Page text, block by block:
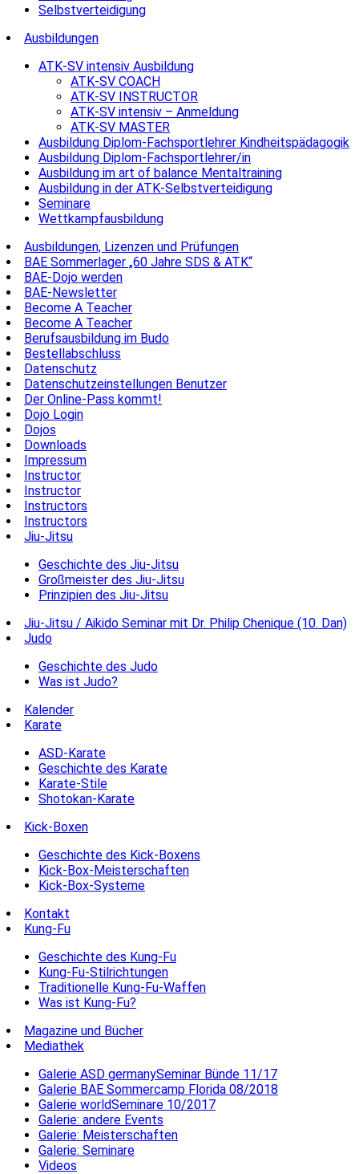
Selbstverteidigung
Ausbildungen
ATK-SV intensiv Ausbildung
ATK-SV COACH
ATK-SV INSTRUCTOR
ATK-SV intensiv – Anmeldung
ATK-SV MASTER
Ausbildung Diplom-Fachsportlehrer Kindheitspädagogik
Ausbildung Diplom-Fachsportlehrer/in
Ausbildung im art of balance Mentaltraining
Ausbildung in der ATK-Selbstverteidigung
Seminare
Wettkampfausbildung
Ausbildungen, Lizenzen und Prüfungen
BAE Sommerlager „60 Jahre SDS & ATK“
BAE-Dojo werden
BAE-Newsletter
Become A Teacher
Become A Teacher
Berufsausbildung im Budo
Bestellabschluss
Datenschutz
Datenschutzeinstellungen Benutzer
Der Online-Pass kommt!
Dojo Login
Dojos
Downloads
Impressum
Instructor
Instructor
Instructors
Instructors
Jiu-Jitsu
Geschichte des Jiu-Jitsu
Großmeister des Jiu-Jitsu
Prinzipien des Jiu-Jitsu
Jiu-Jitsu / Aikido Seminar mit Dr. Philip Chenique (10. Dan)
Judo
Geschichte des Judo
Was ist Judo?
Kalender
Karate
ASD-Karate
Geschichte des Karate
Karate-Stile
Shotokan-Karate
Kick-Boxen
Geschichte des Kick-Boxens
Kick-Box-Meisterschaften
Kick-Box-Systeme
Kontakt
Kung-Fu
Geschichte des Kung-Fu
Kung-Fu-Stilrichtungen
Traditionelle Kung-Fu-Waffen
Was ist Kung-Fu?
Magazine und Bücher
Mediathek
Galerie ASD germanySeminar Bünde 11/17
Galerie BAE Sommercamp Florida 08/2018
Galerie worldSeminare 10/2017
Galerie: andere Events
Galerie: Meisterschaften
Galerie: Seminare
Videos